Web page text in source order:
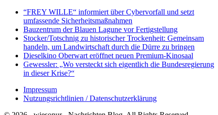
“FREY WILLE“ informiert über Cybervorfall und setzt
umfassende Sicherheitsmaßnahmen
Bauzentrum der Blauen Lagune vor Fertigstellung
Stocker/Totschnig zu historischer Trockenheit: Gemeinsam
handeln, um Landwirtschaft durch die Dürre zu bringen
Dieselkino Oberwart eröffnet neuen Premium-Kinosaal
Gewessler: „Wo versteckt sich eigentlich die Bundesregierung
in dieser Krise?“
Impressum
Nutzungsrichtlinien / Datenschutzerklärung